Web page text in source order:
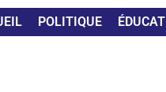
POLITIQUE